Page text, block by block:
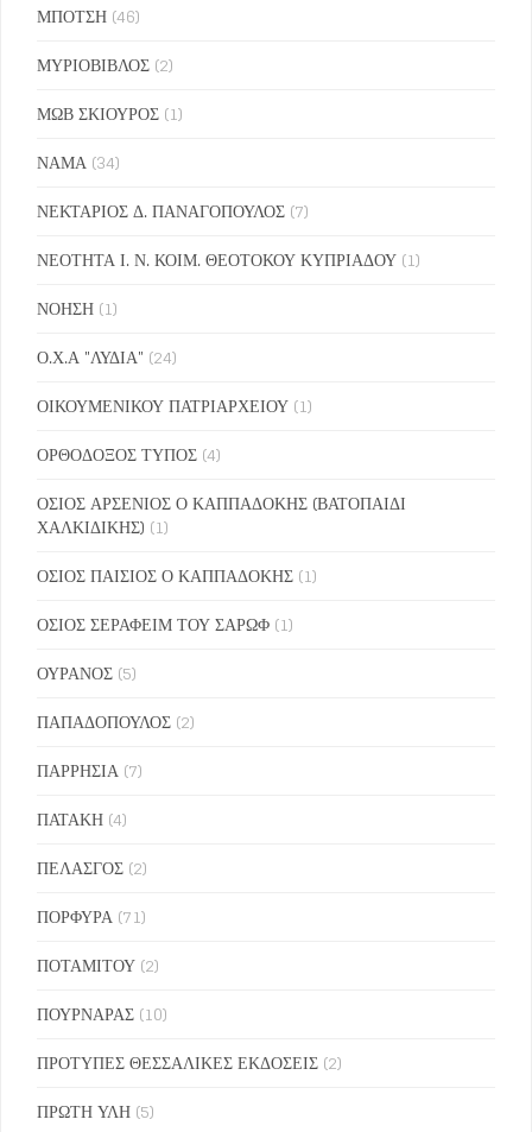
ΜΠΟΤΣΗ (46)
ΜΥΡΙΟΒΙΒΛΟΣ (2)
ΜΩΒ ΣΚΙΟΥΡΟΣ (1)
ΝΑΜΑ (34)
ΝΕΚΤΑΡΙΟΣ Δ. ΠΑΝΑΓΟΠΟΥΛΟΣ (7)
ΝΕΟΤΗΤΑ Ι. Ν. ΚΟΙΜ. ΘΕΟΤΟΚΟΥ ΚΥΠΡΙΑΔΟΥ (1)
ΝΟΗΣΗ (1)
Ο.Χ.Α "ΛΥΔΙΑ" (24)
ΟΙΚΟΥΜΕΝΙΚΟΥ ΠΑΤΡΙΑΡΧΕΙΟΥ (1)
ΟΡΘΟΔΟΞΟΣ ΤΥΠΟΣ (4)
ΟΣΙΟΣ ΑΡΣΕΝΙΟΣ Ο ΚΑΠΠΑΔΟΚΗΣ (ΒΑΤΟΠΑΙΔΙ
ΧΑΛΚΙΔΙΚΗΣ) (1)
ΟΣΙΟΣ ΠΑΙΣΙΟΣ Ο ΚΑΠΠΑΔΟΚΗΣ (1)
ΟΣΙΟΣ ΣΕΡΑΦΕΙΜ ΤΟΥ ΣΑΡΩΦ (1)
ΟΥΡΑΝΟΣ (5)
ΠΑΠΑΔΟΠΟΥΛΟΣ (2)
ΠΑΡΡΗΣΙΑ (7)
ΠΑΤΑΚΗ (4)
ΠΕΛΑΣΓΟΣ (2)
ΠΟΡΦΥΡΑ (71)
ΠΟΤΑΜΙΤΟΥ (2)
ΠΟΥΡΝΑΡΑΣ (10)
ΠΡΟΤΥΠΕΣ ΘΕΣΣΑΛΙΚΕΣ ΕΚΔΟΣΕΙΣ (2)
ΠΡΩΤΗ ΥΛΗ (5)